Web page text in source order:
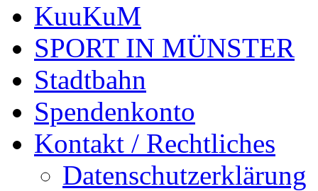
KuuKuM
SPORT IN MÜNSTER
Stadtbahn
Spendenkonto
Kontakt / Rechtliches
Datenschutzerklärung